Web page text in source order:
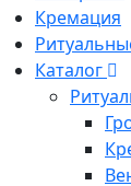
Кремация
Каталог